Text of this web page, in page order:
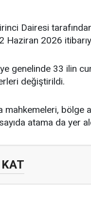
Dairesi
Haziran 2026
genelinde 33 ilin
değiştirildi.
mahkemeleri, bölge
atama da yer